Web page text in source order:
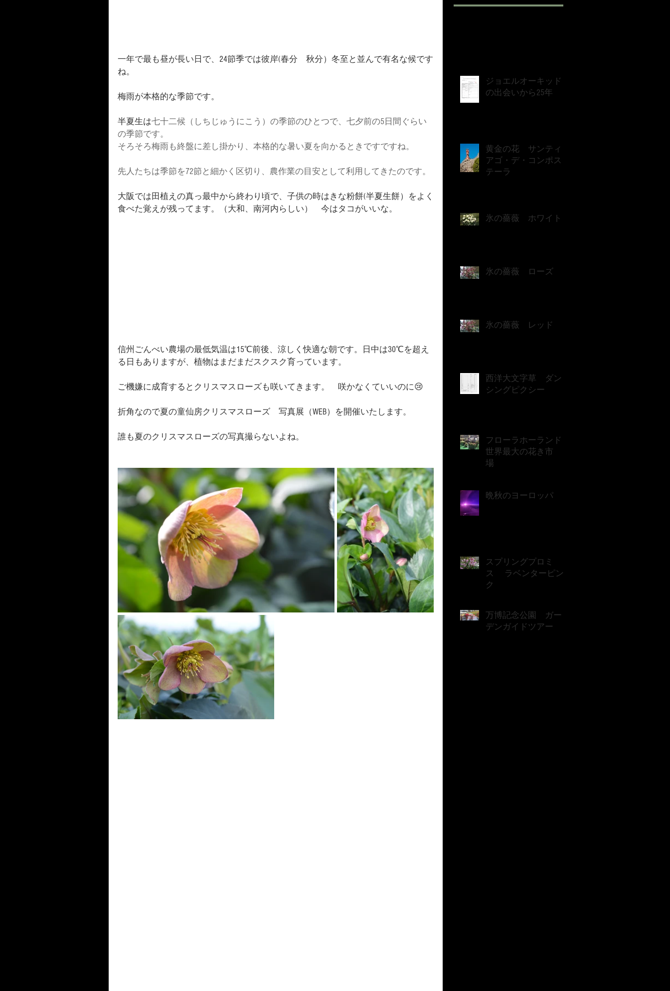
一年で最も昼が長い日で、24節季では彼岸(春分　秋分）冬至と並んで有名な候です
ね。
梅雨が本格的な季節です。
半夏生は七十二候（しちじゅうにこう）の季節のひとつで、七夕前の5日間ぐらい
の季節です。
そろそろ梅雨も終盤に差し掛かり、本格的な暑い夏を向かるときですですね。
先人たちは季節を72節と細かく区切り、農作業の目安として利用してきたのです。
大阪では田植えの真っ最中から終わり頃で、子供の時はきな粉餅(半夏生餅）をよく
食べた覚えが残ってます。（大和、南河内らしい）　今はタコがいいな。
信州ごんべい農場の最低気温は15℃前後、涼しく快適な朝です。日中は30℃を超え
る日もありますが、植物はまだまだスクスク育っています。
ご機嫌に成育するとクリスマスローズも咲いてきます。　咲かなくていいのに😢
折角なので夏の童仙房クリスマスローズ　写真展（WEB）を開催いたします。
誰も夏のクリスマスローズの写真撮らないよね。
ジョエルオーキッド
の出会いから25年
黄金の花 サンティ
アゴ・デ・コンポス
テーラ
氷の薔薇 ホワイト
氷の薔薇 ローズ
氷の薔薇 レッド
西洋大文字草 ダン
シングピクシー
フローラホーランド
世界最大の花き市
場
晩秋のヨーロッパ
スプリングプロミ
ス ラベンターピン
ク
万博記念公園 ガー
デンガイドツアー